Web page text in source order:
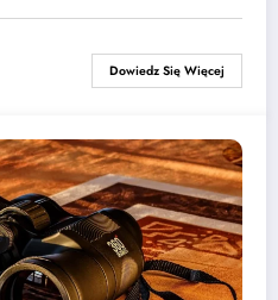
Dowiedz Się Więcej